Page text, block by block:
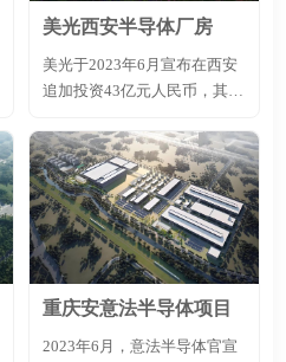
后将彻底改变我国在硅材料工
程研究与应用方面的不足，带
动国内硅材料配套产业的发
展，同时也将带动相关硅材料
美光西安半导体厂房
美光于2023年6月宣布在西安
追加投资43亿元人民币，其中
新产线，制造更广泛的产品解
决方案，包括但不限于移动
DRAM、NAND及SSD，从而
拓展西安工厂现有的DRAM封
装和测试能力。美光还将在西
安工厂投资多个工程实验室，
提升产品可靠性认证、监测、
故障分析和调试的效率，从而
帮助客户加快产品上市时间。
重庆安意法半导体项目
2023年6月，意法半导体官宣